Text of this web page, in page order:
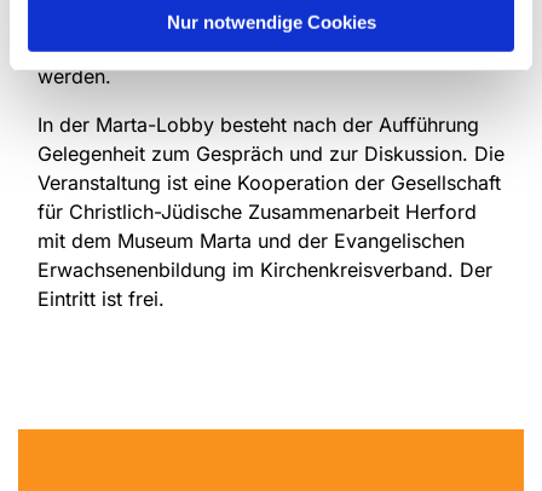
Nur notwendige Cookies
Bleistiftporträts von Margot Friedländer
gezeichnet, die auf der Bühne zu sehen sein
werden.
In der Marta-Lobby besteht nach der Aufführung
Gelegenheit zum Gespräch und zur Diskussion. Die
Veranstaltung ist eine Kooperation der Gesellschaft
für Christlich-Jüdische Zusammenarbeit Herford
mit dem Museum Marta und der Evangelischen
Erwachsenenbildung im Kirchenkreisverband. Der
Eintritt ist frei.